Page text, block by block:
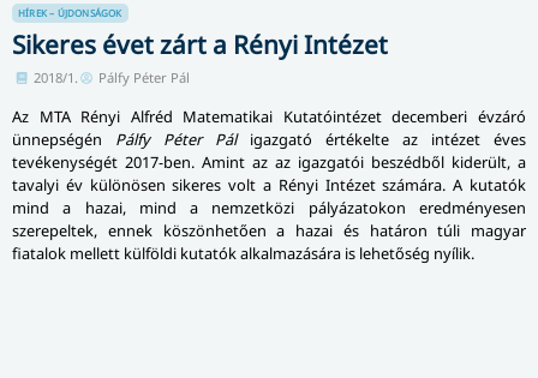
HÍREK – ÚJDONSÁGOK
Sikeres évet zárt a Rényi Intézet
2018/1. Pálfy Péter Pál
Az MTA Rényi Alfréd Matematikai Ku­ta­tó­in­té­zet decemberi évzáró
ünnepségén Pálfy Péter Páligazgató értékelte az intézet éves
tevékenységét 2017-ben. Amint az az igazgatói beszédből kiderült, a
tavalyi év különösen sikeres volt a Rényi Intézet számára. A kutatók
mind a hazai, mind a nemzetközi pályázatokon ered­mé­nye­sen
szerepeltek, ennek köszönhetően a hazai és határon túli magyar
fiatalok mellett külföldi kutatók alkalmazására is lehetőség nyílik.